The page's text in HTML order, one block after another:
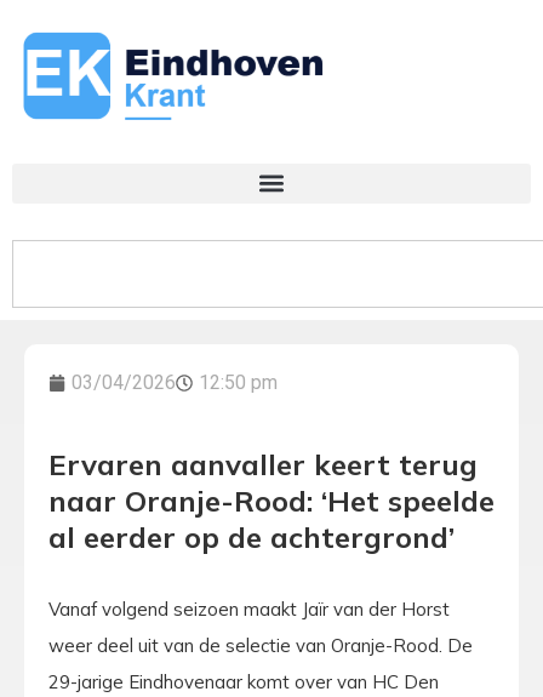
03/04/2026 12:50 pm
Ervaren aanvaller keert terug
naar Oranje-Rood: ‘Het speelde
al eerder op de achtergrond’
Vanaf volgend seizoen maakt Jaïr van der Horst
weer deel uit van de selectie van Oranje-Rood. De
29-jarige Eindhovenaar komt over van HC Den